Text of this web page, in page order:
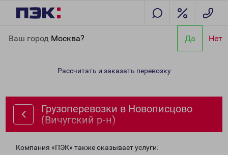
Ваш город Москва? Да Нет
(Вичугский р-н)
Рассчитать и заказать перевозку
Грузоперевозки в Новописцово
(Вичугский р-н)
Компания «ПЭК» также оказывает услуги: